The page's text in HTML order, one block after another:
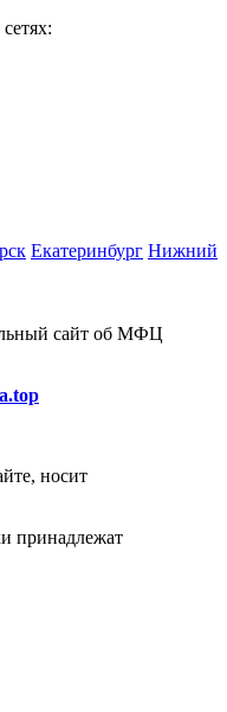
Екатеринбург Нижний
сайт об МФЦ
носит
принадлежат